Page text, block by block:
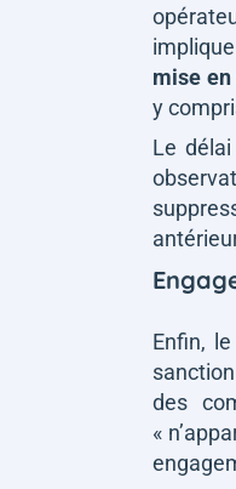
mise
y
Le
Enfin,
des
«